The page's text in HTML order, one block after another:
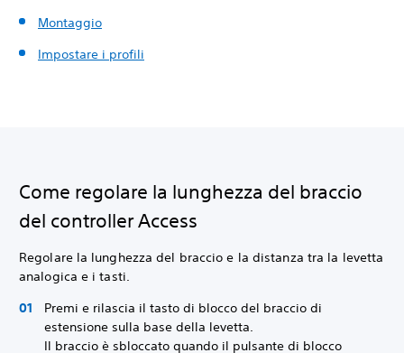
Montaggio
Impostare i profili
Come regolare la lunghezza del braccio
del controller Access
Regolare la lunghezza del braccio e la distanza tra la levetta
analogica e i tasti.
Premi e rilascia il tasto di blocco del braccio di
estensione sulla base della levetta.
Il braccio è sbloccato quando il pulsante di blocco